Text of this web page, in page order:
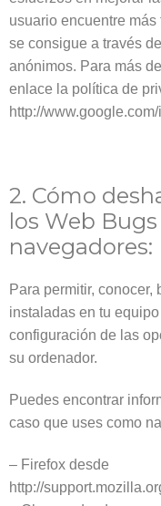
usuario encuentre
se consigue a través
anónimos. Para más
enlace la política de
http://
2. Cómo
los Web
navegadores:
Para permitir,
instaladas en tu
configuración de las
su ordenador.
Puedes encontrar
caso que uses como
– Firefox desde
http://